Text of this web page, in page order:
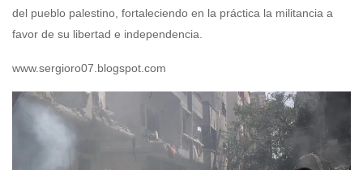
del pueblo palestino, fortaleciendo en la práctica la militancia a
favor de su libertad e independencia.
www.sergioro07.blogspot.com